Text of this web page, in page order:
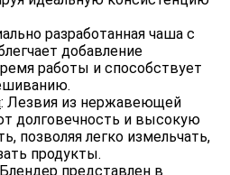
разработанная чаша с
добавление
работы и способствует
: Лезвия из нержавеющей
долговечность и высокую
позволяя легко измельчать,
продукты.
представлен в